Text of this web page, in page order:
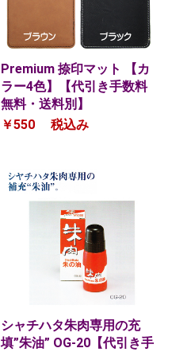
Premium 捺印マット 【カ
ラー4色】【代引き手数料
無料・送料別】
￥550
税込み
シャチハタ朱肉専用の充
填”朱油” OG-20【代引き手